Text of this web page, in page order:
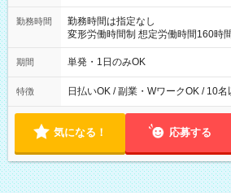
勤務時間
勤務時間は指定なし
変形労働時間制 想定労働時間160時間/月 【シフト例】
00～20：00
期間 単発・1日のみOK
特徴 日払いOK / 副業・WワークOK / 10
気になる！ 応募する